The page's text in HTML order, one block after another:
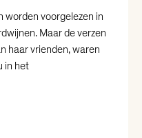
voorgelezen in
Maar de verzen
haar vrienden, waren
in het